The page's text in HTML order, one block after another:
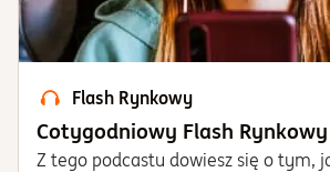
Flash Rynkowy
Cotygodniowy Flash
Z tego podcastu dowiesz się o tym,